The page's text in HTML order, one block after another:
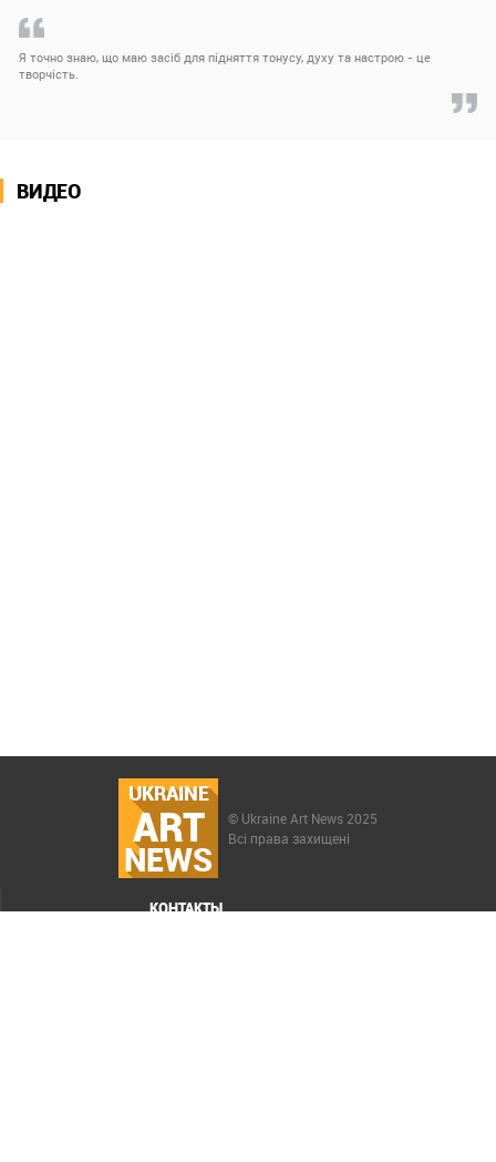
Я точно знаю, що маю засіб для підняття тонусу, духу та настрою - це
творчість.
ВИДЕО
UKRAINE
ART
NEWS
© Ukraine Art News 2025
Всі права захищені
КОНТАКТЫ